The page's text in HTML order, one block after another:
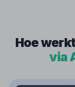
Hoe
via